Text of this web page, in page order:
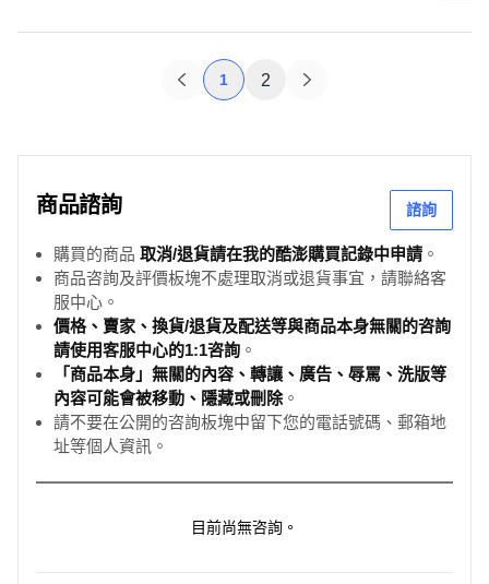
1 2
商品諮詢 諮詢
購買的商品 取消/退貨請在我的酷澎購買記錄中申請 。
商品咨詢及評價板塊不處理取消或退貨事宜，請聯絡客
服中心。
價格、賣家、換貨/退貨及配送等與商品本身無關的咨詢
請使用客服中心的1:1咨詢 。
「商品本身」無關的內容、轉讓、廣告、辱罵、洗版等
內容可能會被移動、隱藏或刪除。
請不要在公開的咨詢板塊中留下您的電話號碼、郵箱地
址等個人資訊。
目前尚無咨詢。